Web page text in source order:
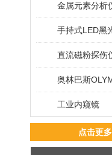
金属元素分析
手持式LED黑
直流磁粉探伤
工业内窥镜
点击更